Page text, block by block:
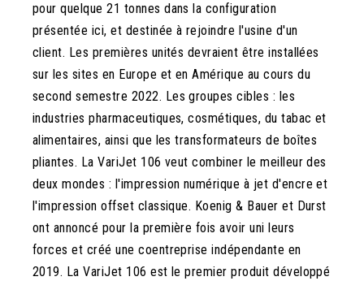
pour quelque 21 tonnes dans la configuration
présentée ici, et destinée à rejoindre l'usine d'un
client. Les premières unités devraient être installées
sur les sites en Europe et en Amérique au cours du
second semestre 2022. Les groupes cibles : les
industries pharmaceutiques, cosmétiques, du tabac et
alimentaires, ainsi que les transformateurs de boîtes
pliantes. La VariJet 106 veut combiner le meilleur des
deux mondes : l'impression numérique à jet d'encre et
l'impression offset classique. Koenig & Bauer et Durst
ont annoncé pour la première fois avoir uni leurs
forces et créé une coentreprise indépendante en
2019. La VariJet 106 est le premier produit développé